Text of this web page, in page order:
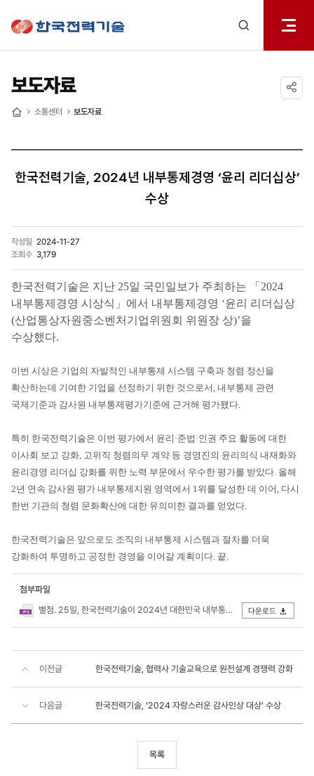
열기
보도자료
소통센터 보도자료
한국전력기술, 2024년 내부통제경영 ‘윤리 리더십상’
수상
작성일 2024-11-27
조회수 3,179
한국전력기술은 지난 25일 국민일보가 주최하는 「2024
내부통제경영 시상식」에서 내부통제경영 ‘윤리 리더십상
(산업통상자원중소벤처기업위원회 위원장 상)’을
수상했다.
이번 시상은 기업의 자발적인 내부통제 시스템 구축과 청렴 정신을
확산하는데 기여한 기업을 선정하기 위한 것으로서, 내부통제 관련
국제기준과 감사원 내부통제평가기준에 근거해 평가됐다.
특히 한국전력기술은 이번 평가에서 윤리·준법·인권 주요 활동에 대한
이사회 보고 강화, 고위직 청렴의무 계약 등 경영진의 윤리의식 내재화와
윤리경영 리더십 강화를 위한 노력 부문에서 우수한 평가를 받았다. 올해
2년 연속 감사원 평가 내부통제지원 영역에서 1위를 달성한 데 이어, 다시
한번 기관의 청렴 문화확산에 대한 유의미한 결과를 얻었다.
한국전력기술은 앞으로도 조직의 내부통제 시스템과 절차를 더욱
강화하여 투명하고 공정한 경영을 이어갈 계획이다. 끝.
첨부파일
별첨. 25일, 한국전력기술이 2024년 대한민국 내부통제경영 대상에서 '윤리 리더십상'을 수상했다..jpg
다운로드
이전글 한국전력기술, 협력사 기술교육으로 원전설계 경쟁력 강화
다음글 한국전력기술, ‘2024 자랑스러운 감사인상 대상’ 수상
목록